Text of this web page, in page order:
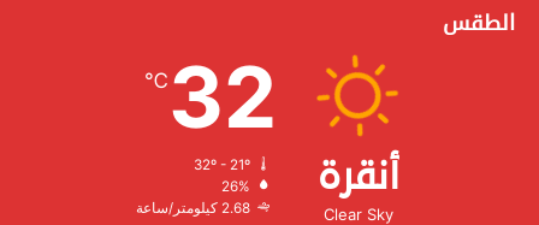
الطقس
أنقرة
Clear Sky
32
℃
الرطوبة:
الرياح: